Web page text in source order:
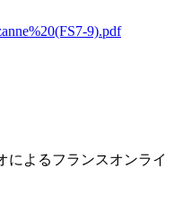
9).pdf
によるフランスオンライ